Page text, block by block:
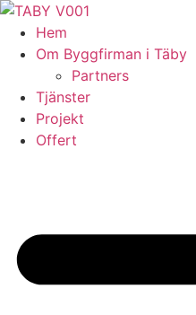
Skip
content
Hem
Om Byggfirman i Täby
Partners
Tjänster
Projekt
Offert